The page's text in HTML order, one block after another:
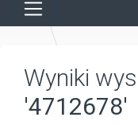
Wyniki
'4712678'